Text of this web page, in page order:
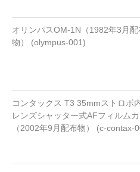
オリンパスOM-1N（1982年3月配
物） (olympus-001)
コンタックス T3 35mmストロボ
レンズシャッター式AFフィルム
（2002年9月配布物） (c-contax-